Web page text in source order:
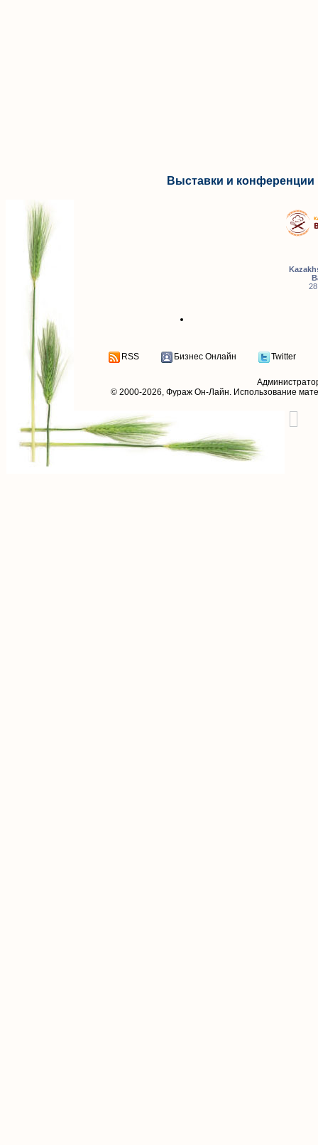
Выставки и конференции
RSS Бизнес Онлайн Twitter
© 2000-2026, Фураж Он-Лайн. Использование